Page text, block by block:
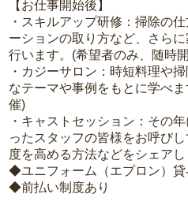
【お仕事開始後】
・スキルアップ研修：掃除の
ーションの取り方など、さら
行います。(希望者のみ、随時
・カジーサロン：時短料理や
なテーマや事例をもとに学べ
催)
・キャストセッション：その
ったスタッフの皆様をお呼び
度を高める方法などをシェア
◆ユニフォーム（エプロン）貸
◆前払い制度あり